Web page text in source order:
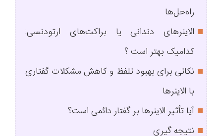
راه‌حل‌ها
الاینرهای دندانی یا براکت‌های ارتودنسی:
کدامیک بهتر است ؟
نکاتی برای بهبود تلفظ و کاهش مشکلات گفتاری
با الاینرها
آیا تأثیر الاینرها بر گفتار دائمی است؟
نتیجه گیری